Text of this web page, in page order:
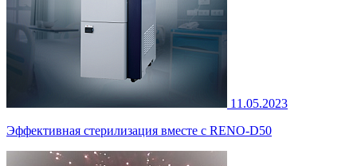
11.05.2023
Эффективная стерилизация вместе с RENO-D50